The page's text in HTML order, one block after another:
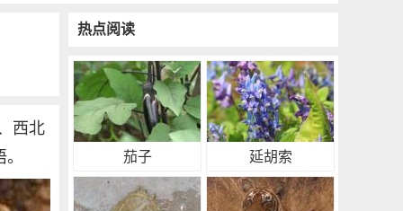
西北
热点阅读
茄子 延胡索